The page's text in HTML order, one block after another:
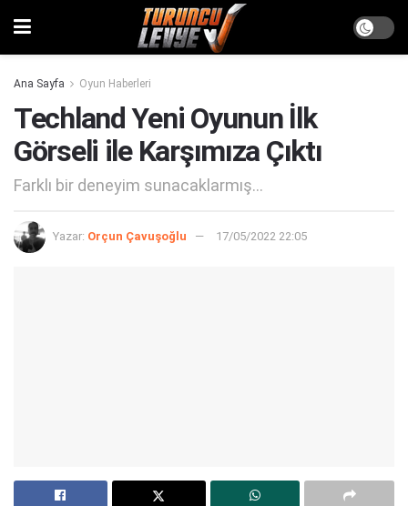
Ana Sayfa Oyun Haberleri
Techland Yeni Oyunun İlk
Görseli ile Karşımıza Çıktı
Farklı bir deneyim sunacaklarmış...
Yazar: Orçun Çavuşoğlu 17/05/2022 22:05